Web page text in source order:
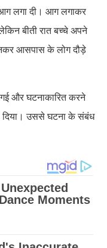
लगा दी। आग लगाकर
बीती रात बच्चे अपने
आसपास के लोग दौड़े
और घटनाकारित करने
दिया। उससे घटना के संबंध